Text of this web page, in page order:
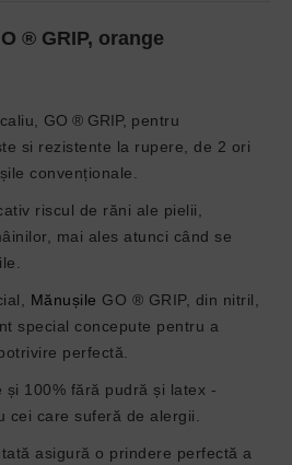
® GRIP, orange
GO ® GRIP, pentru
si rezistente la rupere, de 2 ori
convenționale.
riscul de răni ale pielii,
mai ales atunci când se
Mănușile GO ® GRIP, din nitril,
special concepute pentru a
perfectă.
și 100% fără pudră și latex -
cei care suferă de alergii.
asigură o prindere perfectă a